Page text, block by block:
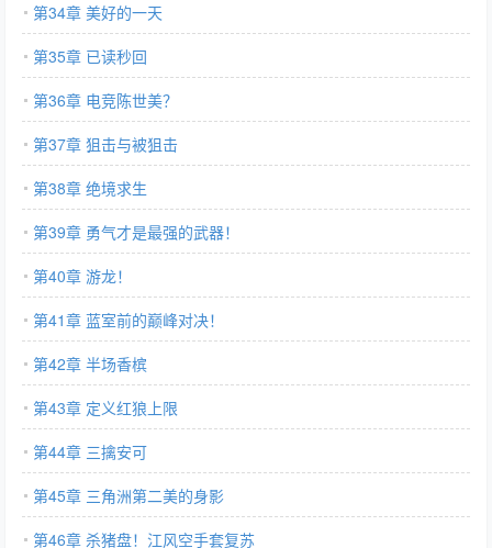
第34章 美好的一天
第35章 已读秒回
第36章 电竞陈世美？
第37章 狙击与被狙击
第38章 绝境求生
第39章 勇气才是最强的武器！
第40章 游龙！
第41章 蓝室前的巅峰对决！
第42章 半场香槟
第43章 定义红狼上限
第44章 三擒安可
第45章 三角洲第二美的身影
第46章 杀猪盘！江风空手套复苏